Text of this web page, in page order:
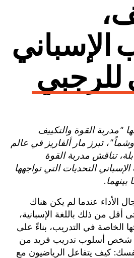
الإسباني
للرجبي
"مدربة القوة والتكييف
تبرز مار ألفاريز في عالم
تناقش مدربة القوة
التحديات التي تواجهها
بينهما.
الأداء عندما لم يكن هناك
أقل من ذلك باللغة الإسبانية،
الخاصة في التدريب، بناءً على
شخص أسلوب تدريب فريد من
كيف يتفاعل الرياضيون مع